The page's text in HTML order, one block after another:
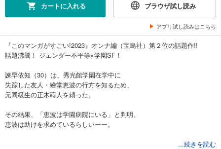
カートに入れる ブラウザ試し読み
アプリ試し読みはこちら
『このマンガがすごい!2023』オンナ編（宝島社）第２位の話題作!!
話題沸騰！ ジェンダー不平等×学園SF！
諫早依知（30）は、秀光館学園在学中に
失踪した友人・繪堂恵波の行方を知るため、
元同級生の正木蒔人を頼った。
その結果、「恵波は学園病院にいる」と判明。
恵波は助けを求めているらしいーー。
...続きを読む